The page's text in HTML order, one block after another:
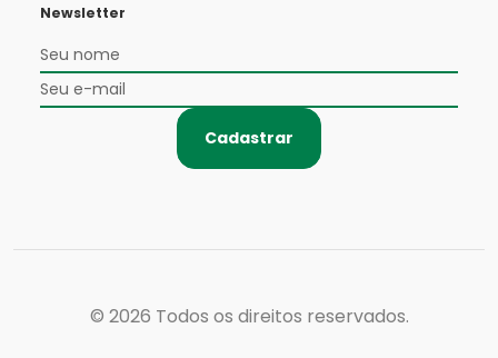
Newsletter
Cadastrar
© 2026 Todos os direitos reservados.